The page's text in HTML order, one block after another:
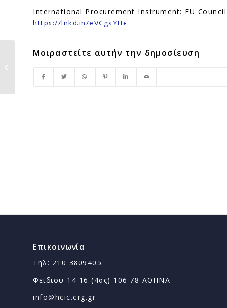
International Procurement Instrument: EU
https://lnkd.in/eVCgsYHe
Μοιραστείτε αυτήν την δημοσίευση
Επικοινωνία
Τηλ: 210 3809405
Φειδιου 14-16 (4ος) 106 78 ΑΘΗΝΑ
info@hcic.org.gr